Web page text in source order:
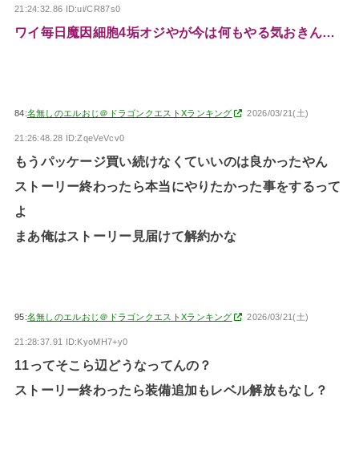
21:24:32.86 ID:ui/CR87s0
ワイ毎日魔因細胞4垢オジやが今は何もやる気おきん…
84:名無しのエルおじ＠ドラゴンクエストXランキング 2026/03/21(土)
21:26:48.28 ID:ZqeVeVcv0
もうパッケージ買い続けなくていいのは良かったやん
ストーリー終わったら本当にやりたかった事をするって
よ
まあ俺はストーリー見届けて解約かな
95:名無しのエルおじ＠ドラゴンクエストXランキング 2026/03/21(土)
21:28:37.91 ID:KyoMH7+y0
11ってそこら辺どうなってんの？
ストーリー終わったら装備追加もレベル解放もなし？